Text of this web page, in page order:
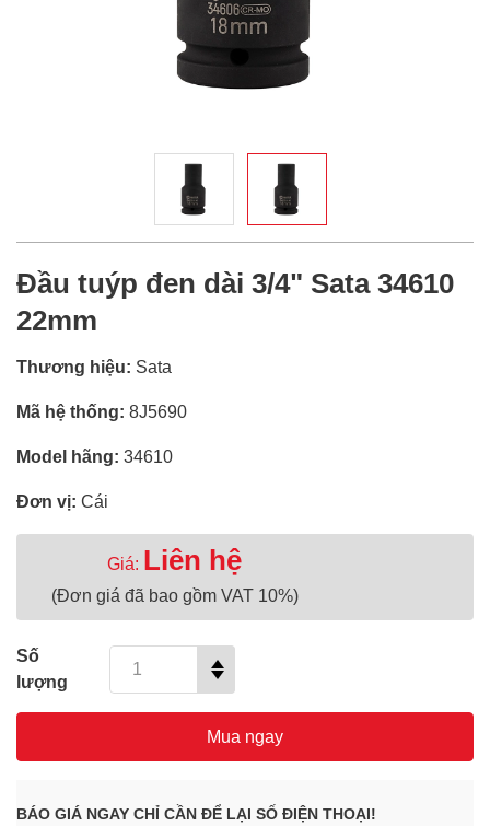
Đầu tuýp đen dài 3/4" Sata 34610
22mm
Thương hiệu: Sata
Mã hệ thống: 8J5690
Model hãng: 34610
Đơn vị: Cái
Giá: Liên hệ
(Đơn giá đã bao gồm VAT 10%)
Số
lượng
Mua ngay
BÁO GIÁ NGAY CHỈ CẦN ĐỂ LẠI SỐ ĐIỆN THOẠI!